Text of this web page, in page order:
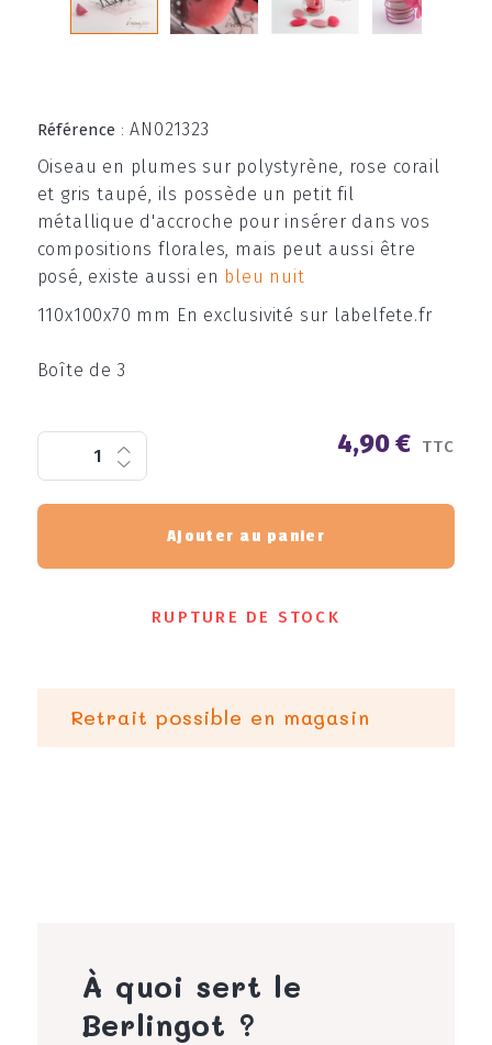
Référence : AN021323
Oiseau en plumes sur polystyrène, rose corail
et gris taupé, ils possède un petit fil
métallique d'accroche pour insérer dans vos
compositions florales, mais peut aussi être
posé, existe aussi en bleu nuit
110x100x70 mm En exclusivité sur labelfete.fr
Boîte de 3
4,90 € TTC
Ajouter au panier
RUPTURE DE STOCK
Retrait possible en magasin
À quoi sert le
Berlingot ?